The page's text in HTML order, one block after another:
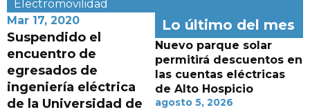
Electromovilidad
Mar 17, 2020
Suspendido el
encuentro de
egresados de
ingeniería eléctrica
de la Universidad de
Lo último del mes
Nuevo parque solar
permitirá descuentos en
las cuentas eléctricas
de Alto Hospicio
agosto 5, 2026